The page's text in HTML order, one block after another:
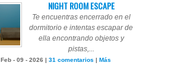
NIGHT ROOM ESCAPE
Te encuentras encerrado en el
dormitorio e intentas escapar de
ella encontrando objetos y
pistas,...
Feb - 09 - 2026 | 31 comentarios | Más